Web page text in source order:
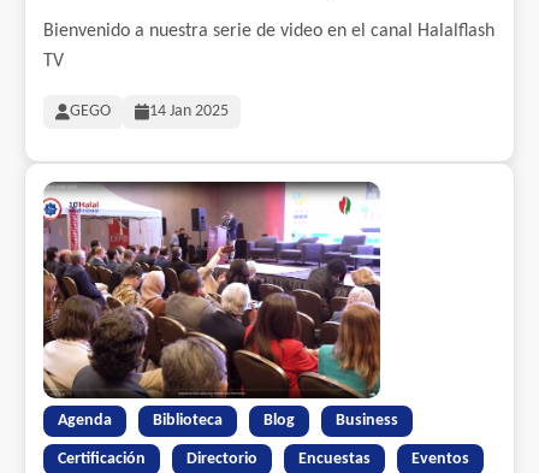
Bienvenido a nuestra serie de video en el canal Halalflash
TV
GEGO 14 Jan 2025
Agenda Biblioteca Blog Business
Certificación Directorio Encuestas Eventos